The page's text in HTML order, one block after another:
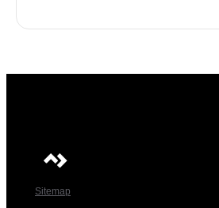
Sitemap